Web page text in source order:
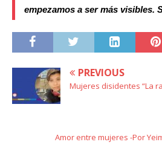
empezamos a ser más visibles.
PREVIOUS
Mujeres disidentes “La
Amor entre mujeres -Por